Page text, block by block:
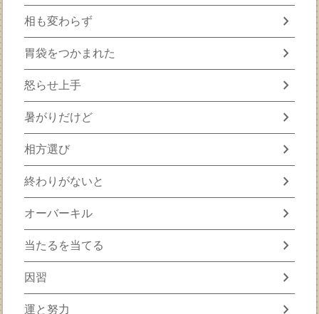
相も変わらず chevron_right
胃袋をつかまれた chevron_right
怒らせ上手 chevron_right
暑がりだけど chevron_right
相方選び chevron_right
終わりがないと chevron_right
オーバーキル chevron_right
当たるを当てる chevron_right
因習 chevron_right
運と努力 chevron_right